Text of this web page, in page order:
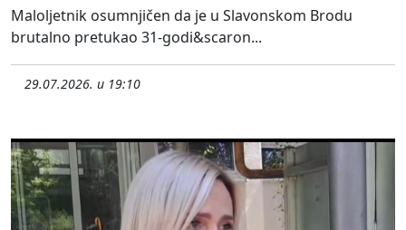
Maloljetnik osumnjičen da je u Slavonskom Brodu
brutalno pretukao 31-godi&scaron...
29.07.2026. u 19:10